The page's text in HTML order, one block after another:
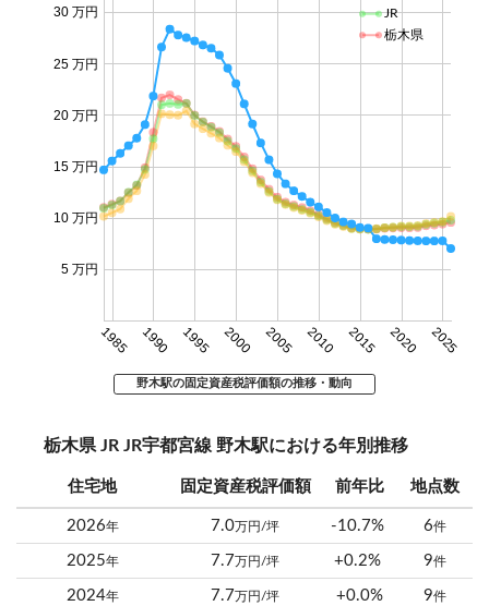
1985 1990 1995 2000 2005 2010 2015 2020 2025
5 万円
10 万円
15 万円
20 万円
25 万円
30 万円
JR
栃木県
野木駅の固定資産税評価額の推移・動向
栃木県 JR JR宇都宮線 野木駅における年別推移
住宅地 固定資産税評価額 前年比 地点数
2026年 7.0 万円/坪 -10.7% 6件
2025年 7.7 万円/坪 +0.2% 9件
2024年 7.7 万円/坪 +0.0% 9件